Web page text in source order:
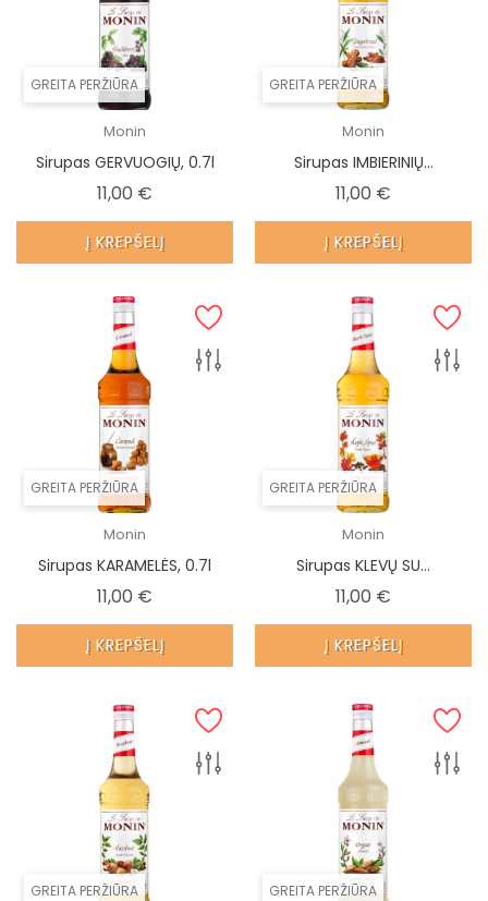
GREITA PERŽIŪRA
Monin
Sirupas GERVUOGIŲ, 0.7l
11,00 €
Į KREPŠELĮ
GREITA PERŽIŪRA
Monin
Sirupas IMBIERINIŲ...
11,00 €
Į KREPŠELĮ
GREITA PERŽIŪRA
Monin
Sirupas KARAMELĖS, 0.7l
11,00 €
Į KREPŠELĮ
GREITA PERŽIŪRA
Monin
Sirupas KLEVŲ SU...
11,00 €
Į KREPŠELĮ
GREITA PERŽIŪRA GREITA PERŽIŪRA